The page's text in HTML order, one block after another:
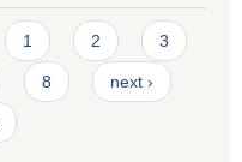
1 2 3
8 next ›